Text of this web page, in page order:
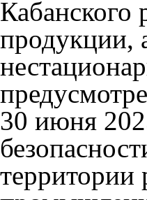
Кабанского
продукции,
30 июня
территории